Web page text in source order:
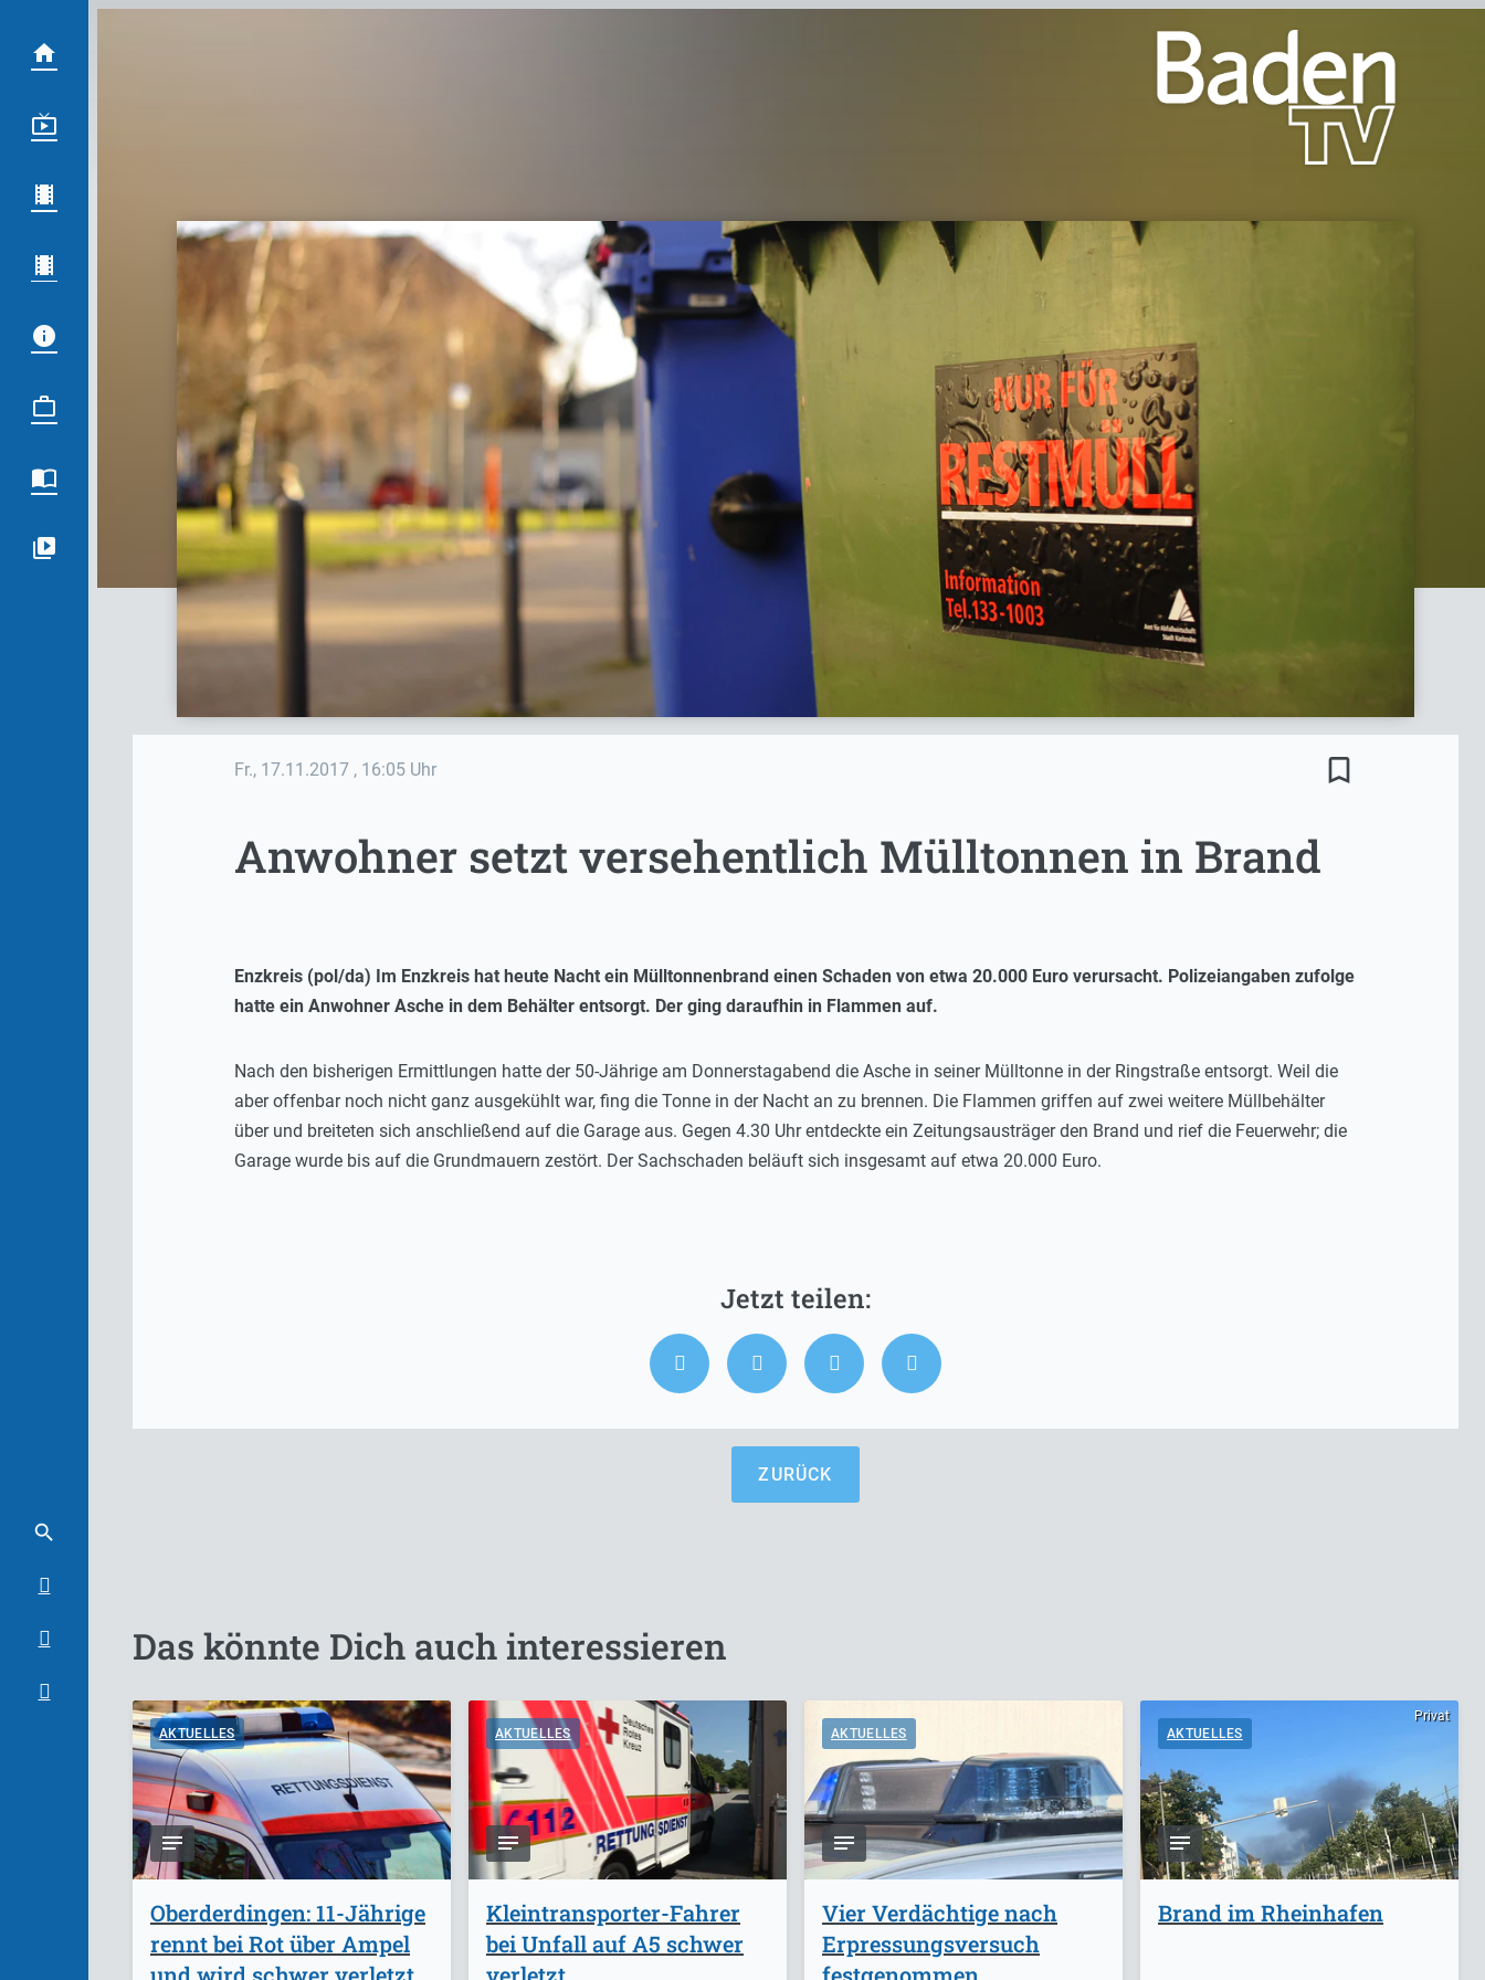
Fr., 17.11.2017 , 16:05 Uhr bookmark_border
Anwohner setzt versehentlich Mülltonnen in Brand
Enzkreis (pol/da) Im Enzkreis hat heute Nacht ein Mülltonnenbrand einen Schaden von etwa 20.000 Euro verursacht. Polizeiangaben zufolge
hatte ein Anwohner Asche in dem Behälter entsorgt. Der ging daraufhin in Flammen auf.
Nach den bisherigen Ermittlungen hatte der 50-Jährige am Donnerstagabend die Asche in seiner Mülltonne in der Ringstraße entsorgt. Weil die
aber offenbar noch nicht ganz ausgekühlt war, fing die Tonne in der Nacht an zu brennen. Die Flammen griffen auf zwei weitere Müllbehälter
über und breiteten sich anschließend auf die Garage aus. Gegen 4.30 Uhr entdeckte ein Zeitungsausträger den Brand und rief die Feuerwehr; die
Garage wurde bis auf die Grundmauern zestört. Der Sachschaden beläuft sich insgesamt auf etwa 20.000 Euro.
ZURÜCK
Das könnte Dich auch interessieren
AKTUELLES
Oberderdingen: 11-Jährige
rennt bei Rot über Ampel
AKTUELLES
Kleintransporter-Fahrer
bei Unfall auf A5 schwer
AKTUELLES
Vier Verdächtige nach
Erpressungsversuch
Privat
AKTUELLES
Brand im Rheinhafen